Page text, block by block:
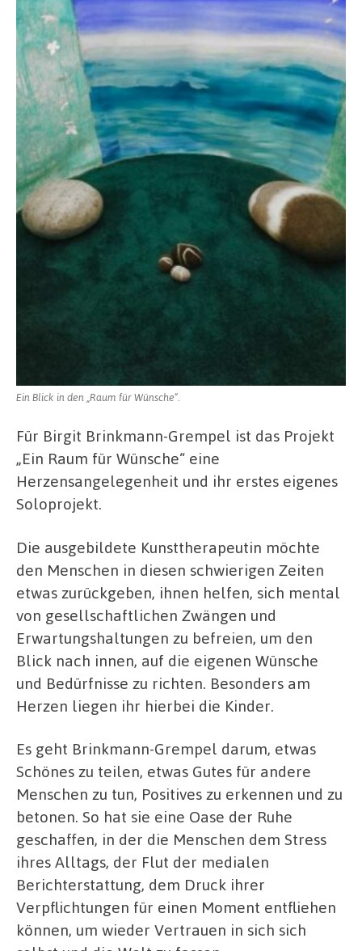
Ein Blick in den „Raum für Wünsche“.
Für Birgit Brinkmann-Grempel ist das Projekt
„Ein Raum für Wünsche“ eine
Herzensangelegenheit und ihr erstes eigenes
Soloprojekt.
Die ausgebildete Kunsttherapeutin möchte
den Menschen in diesen schwierigen Zeiten
etwas zurückgeben, ihnen helfen, sich mental
von gesellschaftlichen Zwängen und
Erwartungshaltungen zu befreien, um den
Blick nach innen, auf die eigenen Wünsche
und Bedürfnisse zu richten. Besonders am
Herzen liegen ihr hierbei die Kinder.
Es geht Brinkmann-Grempel darum, etwas
Schönes zu teilen, etwas Gutes für andere
Menschen zu tun, Positives zu erkennen und zu
betonen. So hat sie eine Oase der Ruhe
geschaffen, in der die Menschen dem Stress
ihres Alltags, der Flut der medialen
Berichterstattung, dem Druck ihrer
Verpflichtungen für einen Moment entfliehen
können, um wieder Vertrauen in sich sich